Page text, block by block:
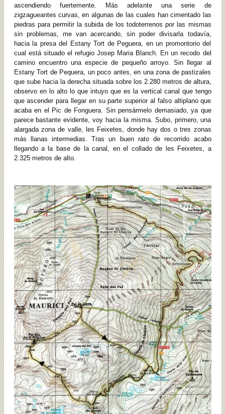
ascendiendo fuertemente. Más adelante una serie de
zigzagueantes curvas, en algunas de las cuales han cimentado las
piedras para permitir la subida de los todoterrenos por las mismas
sin problemas, me van acercando, sin poder divisarla todavía,
hacia la presa del Estany Tort de Peguera, en un promontorio del
cual está situado el refugio Josep Maria Blanch. En un recodo del
camino encuentro una especie de pequeño arroyo. Sin llegar al
Estany Tort de Pequera, un poco antes, en una zona de pastizales
que sube hacia la derecha situada sobre los 2.280 metros de altura,
observo en lo alto lo que intuyo que es la vertical canal que tengo
que ascender para llegar en su parte superior al falso altiplano que
acaba en el Pic de Fonguera. Sin pensármelo demasiado, ya que
parece bastante evidente, voy hacia la misma. Subo, primero, una
alargada zona de valle, les Feixetes, donde hay dos o tres zonas
más llanas intermedias. Tras un buen rato de recorrido acabo
llegando a la base de la canal, en el collado de les Feixetes, a
2.325 metros de alto.